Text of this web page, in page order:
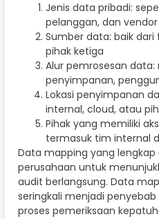
Jenis data pribadi:
pelanggan, dan vendor
Sumber data: baik dari
pihak ketiga
Alur pemrosesan
penyimpanan,
Lokasi penyimpanan
internal, cloud, atau
Pihak yang memiliki
termasuk tim internal
Data mapping yang
perusahaan untuk
audit berlangsung. Data
seringkali menjadi
proses pemeriksaan